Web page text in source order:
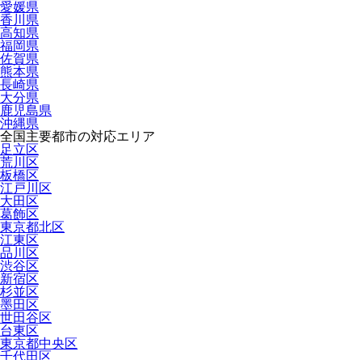
愛媛県
香川県
高知県
福岡県
佐賀県
熊本県
長崎県
大分県
鹿児島県
沖縄県
全国主要都市の対応エリア
足立区
荒川区
板橋区
江戸川区
大田区
葛飾区
東京都北区
江東区
品川区
渋谷区
新宿区
杉並区
墨田区
世田谷区
台東区
東京都中央区
千代田区